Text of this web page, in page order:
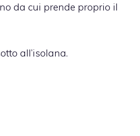
da cui prende proprio il
all’isolana.